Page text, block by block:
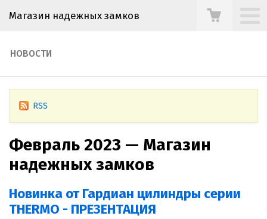
Магазин надежных замков
НОВОСТИ
RSS
Февраль 2023 — Магазин
надежных замков
Новинка от Гардиан цилиндры серии
THERMO - ПРЕЗЕНТАЦИЯ